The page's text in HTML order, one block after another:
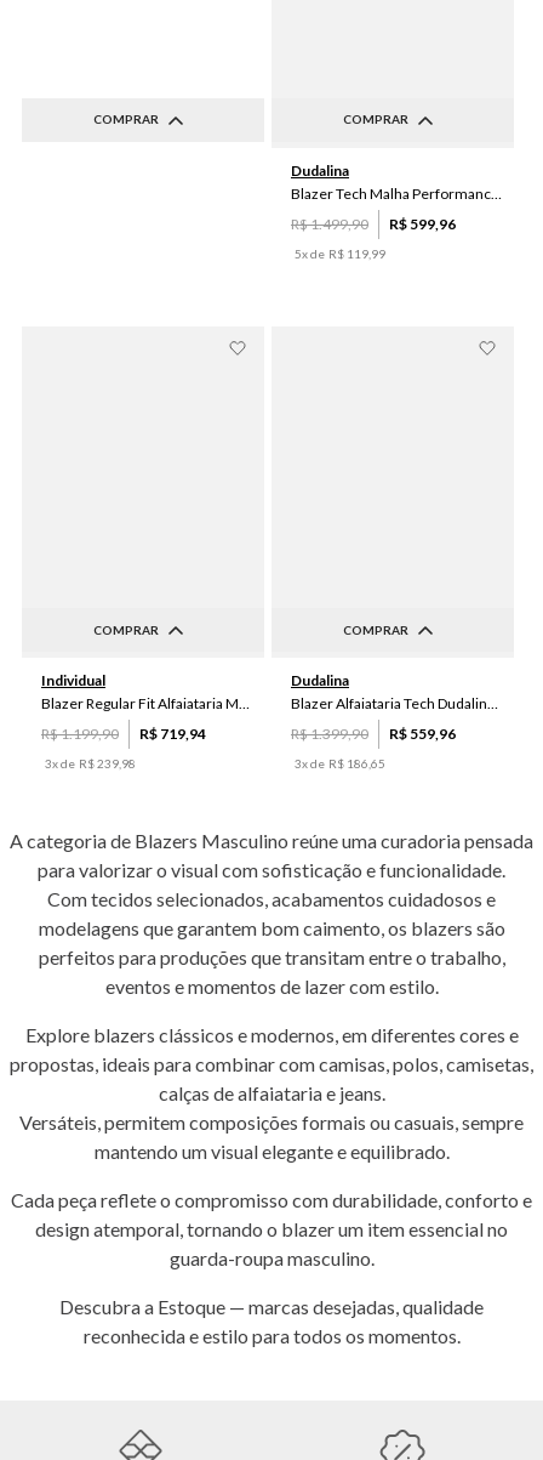
COMPRAR COMPRAR
56
58 60
Dudalina
Blazer Tech Malha Performance Dudalina Masculino
R$1.499,90 R$ 599 96
5x de R$ 119 99
COMPRAR
Individual
Blazer Regular Fit Alfaiataria Masculino Individual
R$1.199,90 R$ 719,94
3x de R$239 98
COMPRAR
52
50 48
Dudalina
Blazer Alfaiataria Tech Dudalina Masculino
R$1.399,90 R$ 559,96
3x de R$ 186 65
A categoria de Blazers Masculino reúne uma curadoria pensada
para valorizar o visual com sofisticação e funcionalidade.
Com tecidos selecionados, acabamentos cuidadosos e
modelagens que garantem bom caimento, os blazers são
perfeitos para produções que transitam entre o trabalho,
eventos e momentos de lazer com estilo.
Explore blazers clássicos e modernos, em diferentes cores e
propostas, ideais para combinar com camisas, polos, camisetas,
calças de alfaiataria e jeans.
Versáteis, permitem composições formais ou casuais, sempre
mantendo um visual elegante e equilibrado.
Cada peça reflete o compromisso com durabilidade, conforto e
design atemporal, tornando o blazer um item essencial no
guarda-roupa masculino.
Descubra a Estoque — marcas desejadas, qualidade
reconhecida e estilo para todos os momentos.